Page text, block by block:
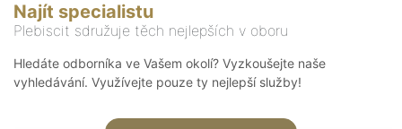
Najít specialistu
Plebiscit sdružuje těch nejlepších v oboru
Hledáte odborníka ve Vašem okolí? Vyzkoušejte naše
vyhledávání. Využívejte pouze ty nejlepší služby!